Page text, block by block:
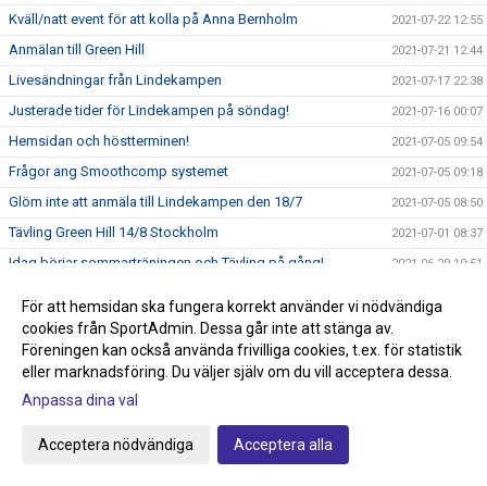
Kväll/natt event för att kolla på Anna Bernholm 2021-07-22 12:55
Anmälan till Green Hill 2021-07-21 12:44
Livesändningar från Lindekampen 2021-07-17 22:38
Justerade tider för Lindekampen på söndag! 2021-07-16 00:07
Hemsidan och höstterminen! 2021-07-05 09:54
Frågor ang Smoothcomp systemet 2021-07-05 09:18
Glöm inte att anmäla till Lindekampen den 18/7 2021-07-05 08:50
Tävling Green Hill 14/8 Stockholm 2021-07-01 08:37
Idag börjar sommarträningen och Tävling på gång! 2021-06-29 10:51
Sommarträning från och med 29/6 kl 17.30-18.45
Knappen klubbshop är uppdaterad 2021-05-22 15:27
Passa på och stötta klubben, köp klubbkläder på Team
Sportia
Anmälan till avslutningen den 29/5 anmäl så fort som
möjligt!
För att hemsidan ska fungera korrekt använder vi nödvändiga
cookies från SportAdmin. Dessa går inte att stänga av.
Föreningen kan också använda frivilliga cookies, t.ex. för statistik
eller marknadsföring. Du väljer själv om du vill acceptera dessa.
Anpassa dina val
Acceptera nödvändiga Acceptera alla